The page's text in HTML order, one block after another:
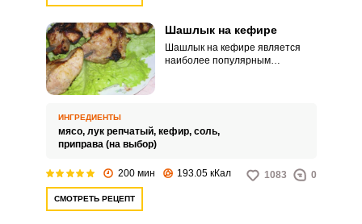
Шашлык на кефире
Шашлык на кефире является
наиболее популярным
волокна, и они лучше
пропитываются приправами.
ИНГРЕДИЕНТЫ
мясо, лук репчатый, кефир, соль,
приправа (на выбор)
200 мин 193.05 кКал 1083 0
СМОТРЕТЬ РЕЦЕПТ